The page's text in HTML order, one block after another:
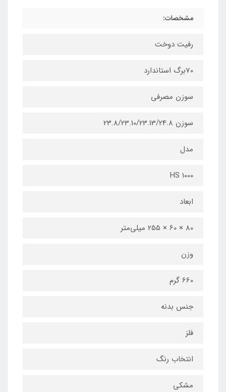
مشخصات:
رفیت دوخت
70برگ استاندارد
سوزن مصرفی
سوزن 23.8/23.10/23.13/24.8
مدل
HS 1000
ابعاد
80 × 60 × 255 میلی‌متر
وزن
660 گرم
جنس بدنه
فلز
انتخاب رنگ
مشکی